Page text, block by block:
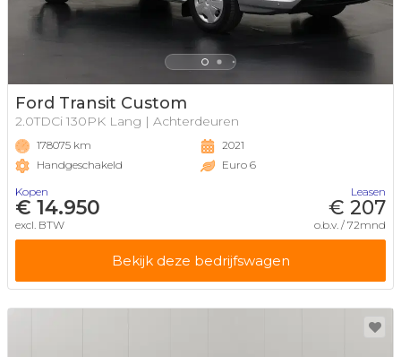
Ford Transit Custom
2.0TDCi 130PK Lang | Achterdeuren
178075 km
Handgeschakeld
2021
Euro 6
Kopen
€ 14.950
excl. BTW
Leasen
€ 207
o.b.v. / 72mnd
Bekijk deze bedrijfswagen